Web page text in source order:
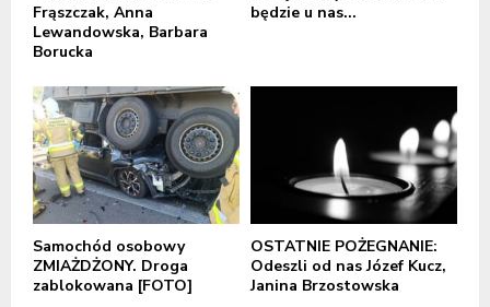
Frąszczak, Anna
Lewandowska, Barbara
Borucka
będzie u nas...
Samochód osobowy
ZMIAŻDŻONY. Droga
zablokowana [FOTO]
OSTATNIE POŻEGNANIE:
Odeszli od nas Józef Kucz,
Janina Brzostowska